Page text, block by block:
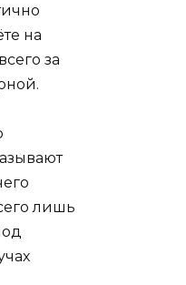
на
за
лишь